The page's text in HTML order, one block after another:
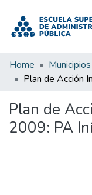
Home Municipios
Plan de
2009: PA